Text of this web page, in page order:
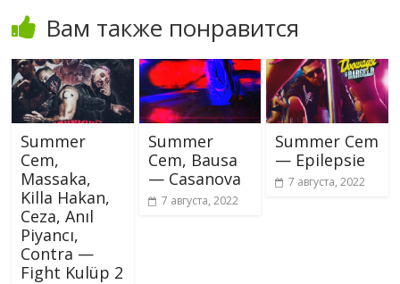
Вам также понравится
Summer
Cem,
Massaka,
Killa Hakan,
Ceza, Anıl
Piyancı,
Contra —
Fight Kulüp 2
Summer
Cem, Bausa
— Casanova
7 августа, 2022
Summer Cem
— Epilepsie
7 августа, 2022